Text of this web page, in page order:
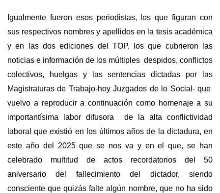
Igualmente fueron esos periodistas, los que figuran con
sus respectivos nombres y apellidos en la tesis académica
y en las dos ediciones del TOP, los que cubrieron las
noticias e información de los múltiples despidos, conflictos
colectivos, huelgas y las sentencias dictadas por las
Magistraturas de Trabajo-hoy Juzgados de lo Social- que
vuelvo a reproducir a continuación como homenaje a su
importantísima labor difusora de la alta conflictividad
laboral que existió en los últimos años de la dictadura, en
este año del 2025 que se nos va y en el que, se han
celebrado multitud de actos recordatorios del 50
aniversario del fallecimiento del dictador, siendo
consciente que quizás falte algún nombre, que no ha sido